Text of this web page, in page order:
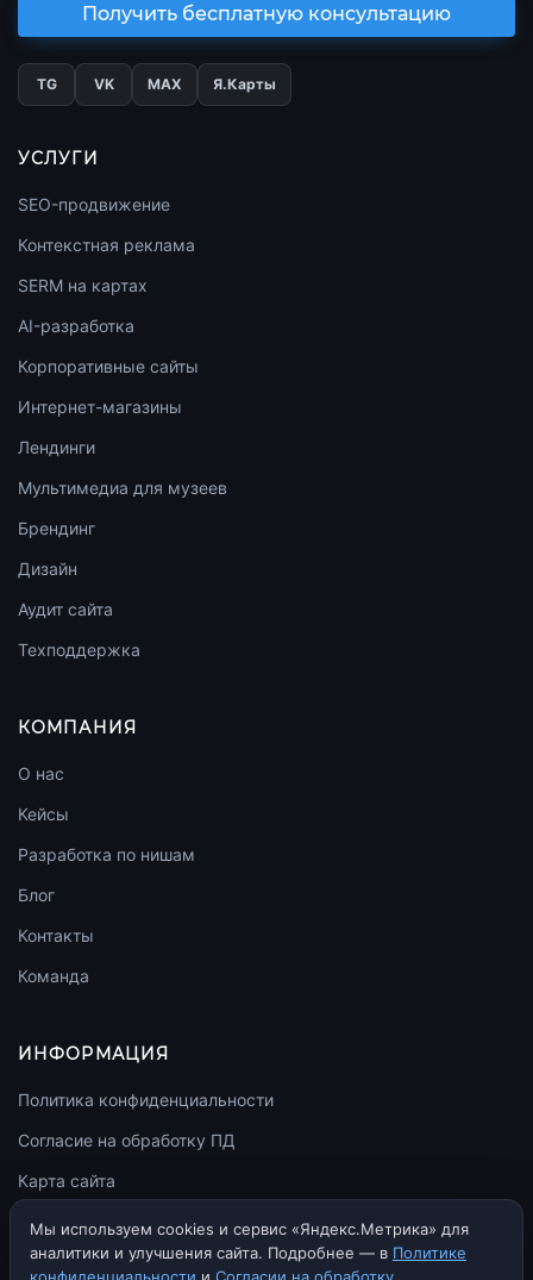
Получить бесплатную консультацию
TG VK МАХ Я.Карты
УСЛУГИ
SEO-продвижение
Контекстная реклама
SERM на картах
AI-разработка
Корпоративные сайты
Интернет-магазины
Лендинги
Мультимедиа для музеев
Брендинг
Дизайн
Аудит сайта
Техподдержка
КОМПАНИЯ
О нас
Кейсы
Разработка по нишам
Блог
Контакты
Команда
ИНФОРМАЦИЯ
Политика конфиденциальности
Согласие на обработку ПД
Карта сайта
llms.txt
Мы используем cookies и сервис «Яндекс.Метрика» для
аналитики и улучшения сайта. Подробнее — в Политике